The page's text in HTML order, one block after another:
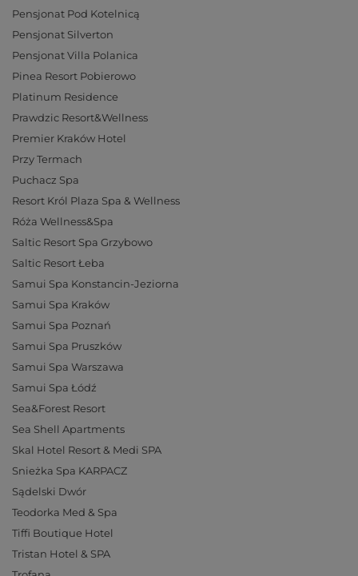
Pensjonat Pod Kotelnicą
Pensjonat Silverton
Pensjonat Villa Polanica
Pinea Resort Pobierowo
Platinum Residence
Prawdzic Resort&Wellness
Premier Kraków Hotel
Przy Termach
Puchacz Spa
Resort Król Plaza Spa & Wellness
Róża Wellness&Spa
Saltic Resort Spa Grzybowo
Saltic Resort Łeba
Samui Spa Konstancin-Jeziorna
Samui Spa Kraków
Samui Spa Poznań
Samui Spa Pruszków
Samui Spa Warszawa
Samui Spa Łódź
Sea&Forest Resort
Sea Shell Apartments
Skal Hotel Resort & Medi SPA
Snieżka Spa KARPACZ
Sądelski Dwór
Teodorka Med & Spa
Tiffi Boutique Hotel
Tristan Hotel & SPA